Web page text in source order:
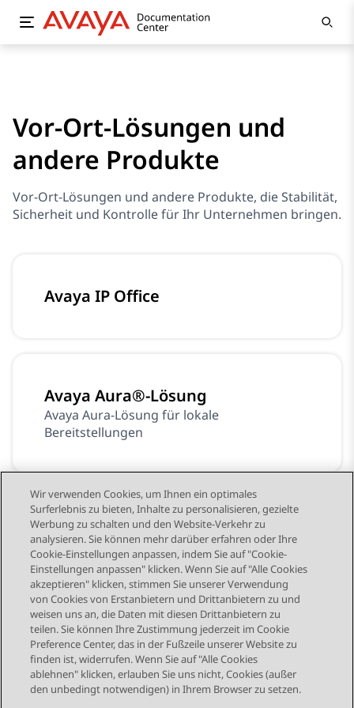
Vor-Ort-Lösungen und
andere Produkte
Vor-Ort-Lösungen und andere Produkte, die Stabilität,
Sicherheit und Kontrolle für Ihr Unternehmen bringen.
Avaya IP Office
Avaya Aura®-Lösung
Avaya Aura-Lösung für lokale
Bereitstellungen
Produkterhaltung
Avaya-Produkterhaltung
STAY CONNECTED
Wir verwenden Cookies, um Ihnen ein optimales
Surferlebnis zu bieten, Inhalte zu personalisieren, gezielte
Werbung zu schalten und den Website-Verkehr zu
analysieren. Sie können mehr darüber erfahren oder Ihre
Cookie-Einstellungen anpassen, indem Sie auf "Cookie-
Einstellungen anpassen" klicken. Wenn Sie auf "Alle Cookies
akzeptieren" klicken, stimmen Sie unserer Verwendung
von Cookies von Erstanbietern und Drittanbietern zu und
weisen uns an, die Daten mit diesen Drittanbietern zu
teilen. Sie können Ihre Zustimmung jederzeit im Cookie
Preference Center, das in der Fußzeile unserer Website zu
finden ist, widerrufen. Wenn Sie auf "Alle Cookies
ablehnen" klicken, erlauben Sie uns nicht, Cookies (außer
den unbedingt notwendigen) in Ihrem Browser zu setzen.